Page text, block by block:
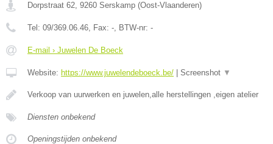
Dorpstraat 62, 9260 Serskamp (Oost-Vlaanderen)
Tel: 09/369.06.46, Fax: -, BTW-nr: -
E-mail › Juwelen De Boeck
Website: https://www.juwelendeboeck.be/ Screenshot ▼
Verkoop van uurwerken en juwelen,alle herstellingen ,eigen atelier
Diensten onbekend
Openingstijden onbekend